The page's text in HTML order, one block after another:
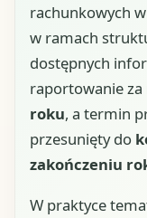
rachunkowych
w ramach
dostępnych
raportowanie za
roku, a termin
przesunięty do
zakończeniu
W praktyce